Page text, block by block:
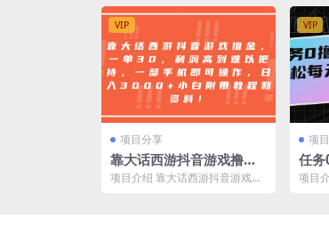
VIP
项目分享
靠大话西游抖音游戏撸
金，一单30，利润高到难
项目介绍 靠大话西游抖音游戏撸
VIP
项
任务
现，
项目